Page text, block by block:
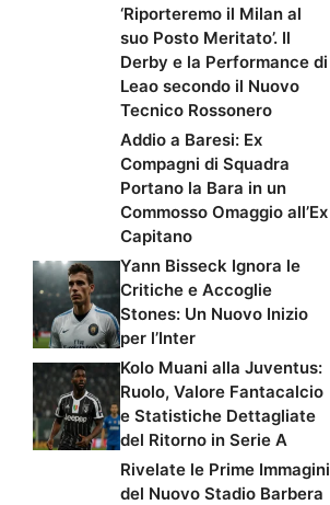
‘Riporteremo il Milan al
suo Posto Meritato’. Il
Derby e la Performance di
Leao secondo il Nuovo
Tecnico Rossonero
Addio a Baresi: Ex
Compagni di Squadra
Portano la Bara in un
Commosso Omaggio all’Ex
Capitano
Yann Bisseck Ignora le
Critiche e Accoglie
Stones: Un Nuovo Inizio
per l’Inter
Kolo Muani alla Juventus:
Ruolo, Valore Fantacalcio
e Statistiche Dettagliate
del Ritorno in Serie A
Rivelate le Prime Immagini
del Nuovo Stadio Barbera